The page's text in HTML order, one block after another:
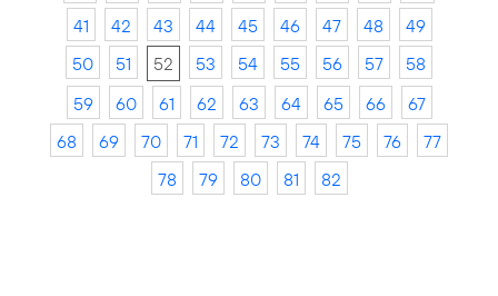
41
42 43 44 45 46 47 48
49
50
51 52 53 54 55 56 57
58
59
60 61 62 63 64 65 66
67
68
69 70 71 72 73 74 75 76
77
78
79 80 81 82